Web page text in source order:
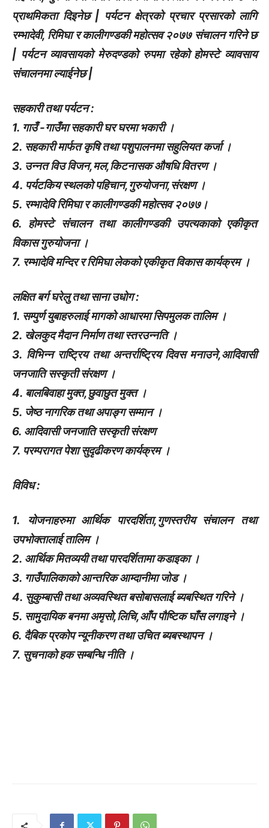
प्राथमिकता दिइनेछ | पर्यटन क्षेत्रको प्रचार प्रसारको लागि
रम्भादेवी, रिमिघा र कालीगण्डकी महोत्सव २०७७ संचालन गरिने छ
| पर्यटन व्यावसायको मेरुदण्डको रुपमा रहेको होमस्टे व्यावसाय
संचालनमा ल्याईनेछ |
सहकारी तथा पर्यटन :
1. गाउँ -गाउँमा सहकारी घर घरमा भकारी ।
2. सहकारी मार्फत कृषि तथा पशुपालनमा सहुलियत कर्जा ।
3. उन्नत विउ विजन,मल,किटनासक औषधि वितरण ।
4. पर्यटकिय स्थलको पहिचान,गुरुयोजना,संरक्षण ।
5. रम्भादेवि रिमिघा र कालीगण्डकी महोत्सव २०७७।
6. होमस्टे संचालन तथा कालीगण्डकी उपत्यकाको एकीकृत
विकास गुरुयोजना ।
7. रम्भादेवि मन्दिर र रिमिघा लेकको एकीकृत विकास कार्यक्रम ।
लक्षित बर्ग घरेलु तथा साना उधोग :
1. सम्पुर्ण युबाहरुलाई मागको आधारमा सिपमुलक तालिम ।
2. खेलकुद मैदान निर्माण तथा स्तरउन्नति ।
3. विभिन्न राष्ट्रिय तथा अन्तर्राष्ट्रिय दिवस मनाउने,आदिवासी
जनजाति सस्कृती संरक्षण ।
4. बालबिवाहा मुक्त,छुवाछुत मुक्त ।
5. जेष्ठ नागरिक तथा अपाङ्ग सम्मान ।
6. आदिवासी जनजाति सस्कृती संरक्षण
7. परम्परागत पेशा सुदृढीकरण कार्यक्रम ।
विविध :
1. योजनाहरुमा आर्थिक पारदर्शिता,गुणस्तरीय संचालन तथा
उपभोक्तालाई तालिम ।
2. आर्थिक मितव्ययी तथा पारदर्शितामा कडाइका ।
3. गाउँपालिकाको आन्तरिक आम्दानीमा जोड ।
4. सुकुम्बासी तथा अव्यवस्थित बसोबासलाई ब्यबस्थित गरिने ।
5. सामुदायिक बनमा अमृसो,लिचि,आँप पौष्टिक घाँस लगाइने ।
6. दैबिक प्रकोप न्यूनीकरण तथा उचित ब्यबस्थापन ।
7. सुचनाको हक सम्बन्धि नीति ।